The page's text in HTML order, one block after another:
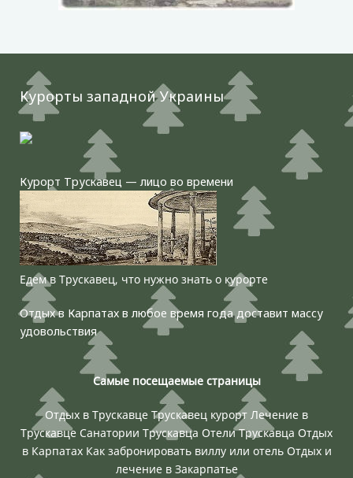
Курорты западной Украины
Курорт Трускавец — лицо во времени
Едем в Трускавец, что нужно знать о курорте
Отдых в Карпатах в любое время года доставит массу
удовольствия
Самые посещаемые страницы
Отдых в Трускавце Трускавец курорт Лечение в
Трускавце Санатории Трускавца Отели Трускавца Отдых
в Карпатах Как забронировать виллу или отель Отдых и
лечение в Закарпатье